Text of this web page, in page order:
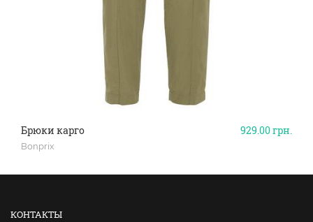
929.00грн.
Брюки карго
Bonprix
КОНТАКТЫ